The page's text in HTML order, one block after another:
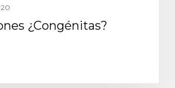
¿Congénitas?